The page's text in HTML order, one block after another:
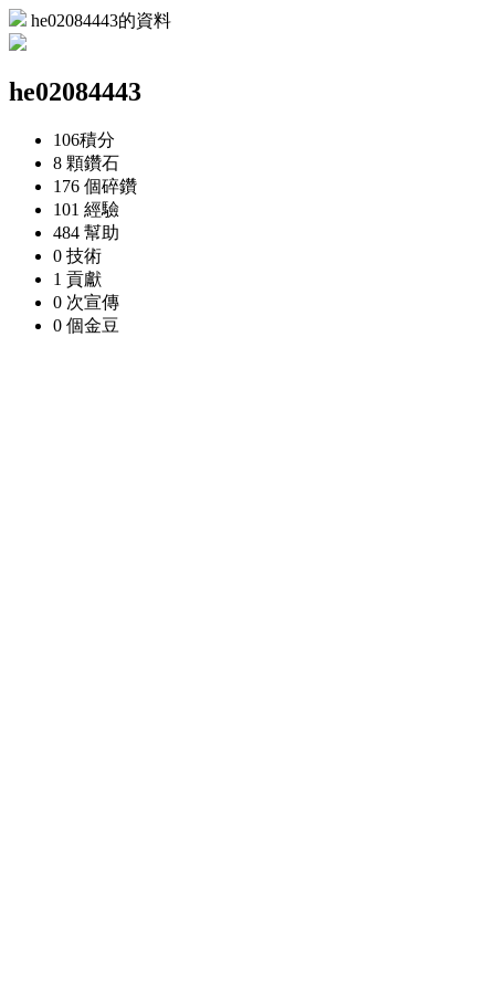
he02084443的資料
he02084443
106積分
8 顆鑽石
176 個碎鑽
101 經驗
484 幫助
0 技術
1 貢獻
0 次宣傳
0 個金豆